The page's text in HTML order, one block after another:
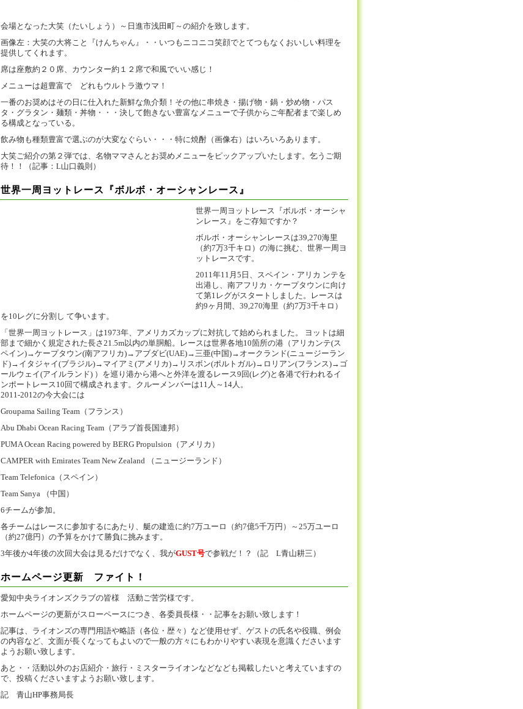
会場となった大笑（たいしょう）～日進市浅田町～の紹介を致します。
画像左：大笑の大将こと『けんちゃん』・・いつもニコニコ笑顔でとてつもなくおいしい料理を
提供してくれます。
席は座敷約２０席、カウンター約１２席で和風でいい感じ！
メニューは超豊富で どれもウルトラ激ウマ！
一番のお奨めはその日に仕入れた新鮮な魚介類！その他に串焼き・揚げ物・鍋・炒め物・パス
タ・グラタン・麺類・丼物・・・決して飽きない豊富なメニューで子供からご年配者まで楽しめ
る構成となっている。
飲み物も種類豊富で選ぶのが大変なぐらい・・・特に焼酎（画像右）はいろいろあります。
大笑ご紹介の第２弾では、名物ママさんとお奨めメニューをピックアップいたします。乞うご期
待！！（記事：L山口義則）
世界一周ヨットレース『ボルボ・オーシャンレース』
世界一周ヨットレース『ボルボ・オーシャ
ンレース』をご存知ですか？
ボルボ・オーシャンレースは39,270海里
（約7万3千キロ）の海に挑む、世界一周ヨ
ットレースです。
2011年11月5日、スペイン・アリカ ンテを
出港し、南アフリカ・ケープタウンに向け
て第1レグがスタートしました。レースは
約9ヶ月間、39,270海里（約7万3千キロ）
を10レグに分割し て争います。
「世界一周ヨットレース」は1973年、アメリカズカップに対抗して始められました。 ヨットは細
部まで細かく規定された長さ21.5m以内の単胴船。レースは世界各地10箇所の港（アリカンテ(ス
ペイン)→ケープタウン(南アフリカ)→アブダビ(UAE)→三亜(中国)→オークランド(ニュージーラン
ド)→イタジャイ(ブラジル)→マイアミ(アメリカ)→リスボン(ポルトガル)→ロリアン(フランス)→ゴ
ールウェイ(アイルランド) ）を巡り港から港へと外洋を渡るレース9回(レグ)と各港で行われるイ
ンポートレース10回で構成されます。クルーメンバーは11人～14人。
2011-2012の今大会には
Groupama Sailing Team（フランス）
Abu Dhabi Ocean Racing Team（アラブ首長国連邦）
PUMA Ocean Racing powered by BERG Propulsion（アメリカ）
CAMPER with Emirates Team New Zealand （ニュージーランド）
Team Telefonica（スペイン）
Team Sanya （中国）
6チームが参加。
各チームはレースに参加するにあたり、艇の建造に約7万ユーロ（約7億5千万円）～25万ユーロ
（約27億円）の予算をかけて勝負に挑みます。
3年後か4年後の次回大会は見るだけでなく、我がGUST号で参戦だ！？（記 L青山耕三）
ホームページ更新 ファイト！
愛知中央ライオンズクラブの皆様 活動ご苦労様です。
ホームページの更新がスローペースにつき、各委員長様・・記事をお願い致します！
記事は、ライオンズの専門用語や略語（各位・歴々）など使用せず、ゲストの氏名や役職、例会
の内容など、文面が長くなってもよいので一般の方々にもわかりやすい表現を意識くださいます
ようお願い致します。
あと・・活動以外のお店紹介・旅行・ミスターライオンなどなども掲載したいと考えていますの
で、投稿くださいますようお願い致します。
記 青山HP事務局長